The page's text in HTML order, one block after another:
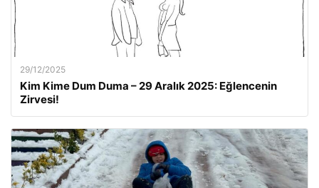
29/12/2025
Kim Kime Dum Duma – 29 Aralık 2025: Eğlencenin
Zirvesi!